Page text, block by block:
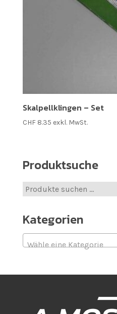
Skalpellklingen – Set
CHF8.35 exkl. MwSt.
Produktsuche
Suche
nach:
Kategorien
Wähle eine Kategorie